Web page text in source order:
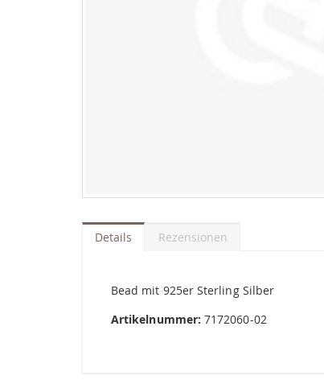
Anfang
derDetails
Bead mit 925er Sterling Silber
Artikelnummer: 7172060-02
Rezensionen